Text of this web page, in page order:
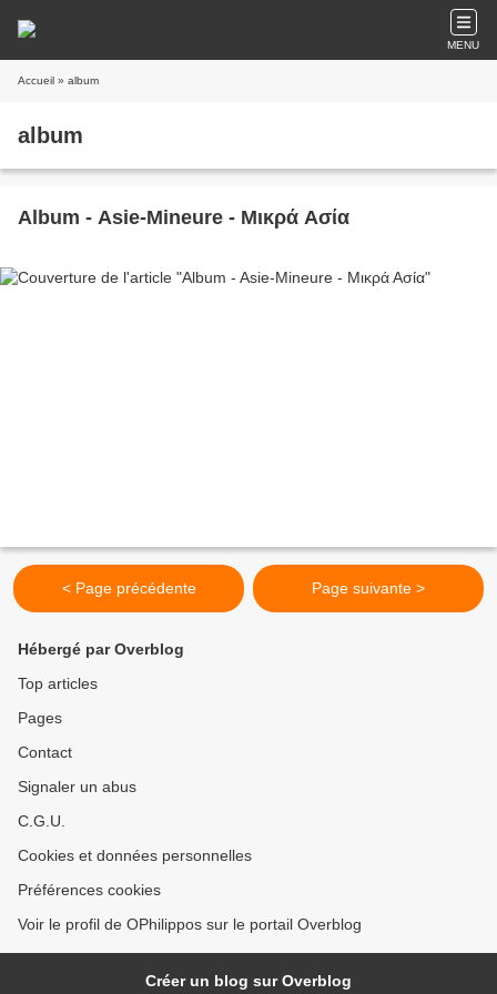
MENU
Accueil » album
album
Album - Asie-Mineure - Μικρά Ασία
< Page précédente Page suivante >
Hébergé par Overblog
Top articles
Pages
Contact
Signaler un abus
C.G.U.
Cookies et données personnelles
Préférences cookies
Voir le profil de OPhilippos sur le portail Overblog
Créer un blog sur Overblog